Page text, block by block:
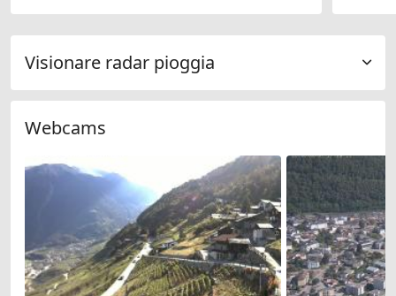
Visionare radar pioggia
Webcams